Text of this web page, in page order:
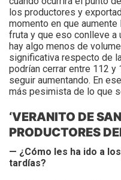
los productores y
momento en que
fruta y que eso conlleve a
hay algo menos de
significativa respecto de
podrían cerrar entre 112
seguir aumentando. En
más pesimista de lo que
‘VERANITO DE
PRODUCTORES
— ¿Cómo les ha ido a
tardías?